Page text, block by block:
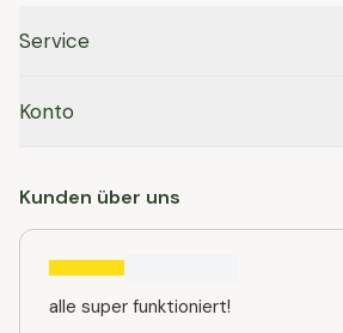
Service
Konto
Kunden über uns
alle super funktioniert!